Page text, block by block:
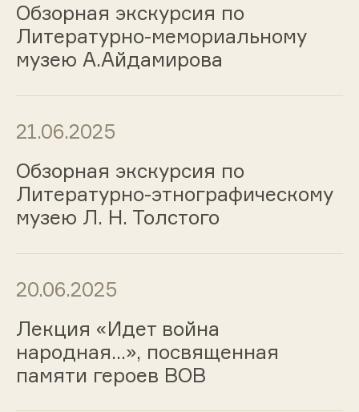
Обзорная экскурсия по
Литературно-мемориальному
музею А.Айдамирова
21.06.2025
Обзорная экскурсия по
Литературно-этнографическому
музею Л. Н. Толстого
20.06.2025
Лекция «Идет война
народная…», посвященная
памяти героев ВОВ